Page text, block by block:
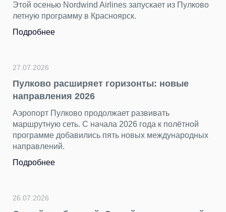
Этой осенью Nordwind Airlines запускает из Пулково
летную программу в Красноярск.
Подробнее
27.07.2026
Пулково расширяет горизонты: новые
направления 2026
Аэропорт Пулково продолжает развивать
маршрутную сеть. С начала 2026 года к полётной
программе добавились пять новых международных
направлений.
Подробнее
26.07.2026